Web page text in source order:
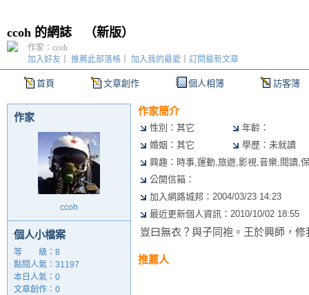
ccoh 的網誌 （新版）
首頁 文章創作 個人相簿 訪客簿
加入好友 推薦此部落格 加入我的最愛 訂閱最新文章
作家：ccoh
作家
ccoh
個人小檔案
等 級：8
點閱人氣：31197
本日人氣：0
文章創作：0
作家簡介
性別：其它
年齡：
婚姻：其它
學歷：未就讀
興趣：時事,運動,旅遊,影視,音樂,閱讀,
公開信箱：
加入網路城邦：2004/03/23 14:23
最近更新個人資訊：2010/10/02 18:55
豈曰無衣？與子同袍。王於興師，
推薦人